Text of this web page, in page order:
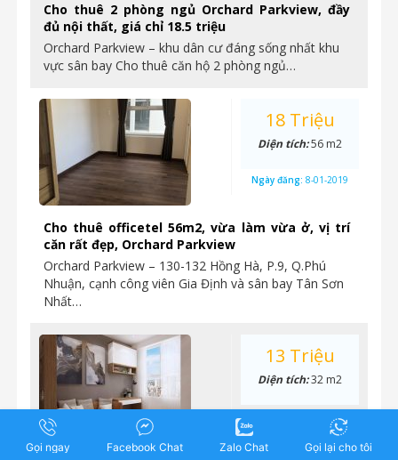
Cho thuê 2 phòng ngủ Orchard Parkview, đầy
đủ nội thất, giá chỉ 18.5 triệu
Orchard Parkview – khu dân cư đáng sống nhất khu
vực sân bay Cho thuê căn hộ 2 phòng ngủ…
Cho thuê officetel 56m2, vừa làm vừa ở, vị trí
căn rất đẹp, Orchard Parkview
Orchard Parkview – 130-132 Hồng Hà, P.9, Q.Phú
Nhuận, cạnh công viên Gia Định và sân bay Tân Sơn
Nhất…
18 Triệu
Diện tích:56 m2
Ngày đăng: 8-01-2019
13 Triệu
Diện tích:32 m2
7-01-2019
Gọi ngay Facebook Chat Zalo Chat Gọi lại cho tôi